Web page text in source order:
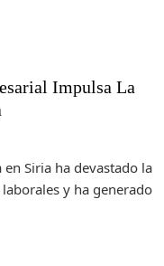
Impulsa La
Siria ha devastado la
y ha generado